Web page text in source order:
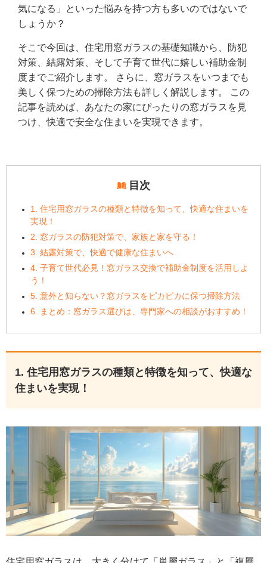
気になる」といった悩みを持つ方も多いのではないで
しょうか？
そこで今回は、住宅用窓ガラスの基礎知識から、防犯
対策、結露対策、そして子育て世代に嬉しい補助金制
度までご紹介します。 さらに、窓ガラスをいつまでも
美しく保つための掃除方法も詳しく解説します。 この
記事を読めば、あなたの家にぴったりの窓ガラスを見
つけ、快適で安全な住まいを実現できます。
目次
1. 住宅用窓ガラスの種類と特徴を知って、快適な住まいを
実現！
2. 窓ガラスの防犯対策で、家族と家を守る！
3. 結露対策で、快適で健康な住まいへ
4. 子育て世代必見！窓ガラス交換で補助金制度を活用しよ
う！
5. 意外と知らない？窓ガラスをピカピカに保つ掃除方法
6. まとめ：窓ガラス選びは、専門家への相談がおすすめ！
1. 住宅用窓ガラスの種類と特徴を知って、快適な
住まいを実現！